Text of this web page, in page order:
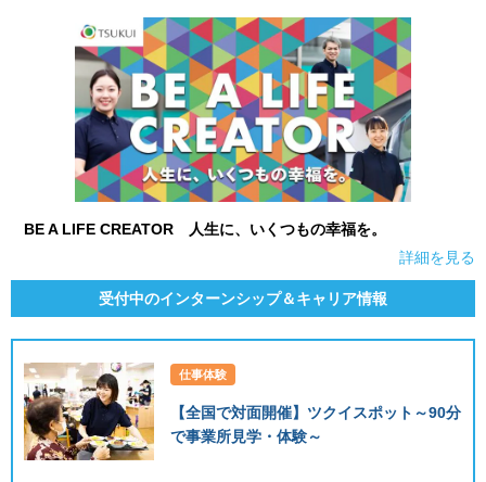
BE A LIFE CREATOR 人生に、いくつもの幸福を。
詳細を見る
受付中のインターンシップ＆キャリア情報
仕事体験
【全国で対面開催】ツクイスポット～90分
で事業所見学・体験～